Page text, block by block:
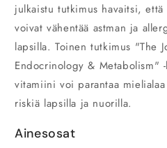
julkaistu tutkimus havaitsi,
voivat vähentää astman ja
lapsilla. Toinen tutkimus "The
Endocrinology & Metabolism"
vitamiini voi parantaa
riskiä lapsilla ja nuorilla.
Ainesosat